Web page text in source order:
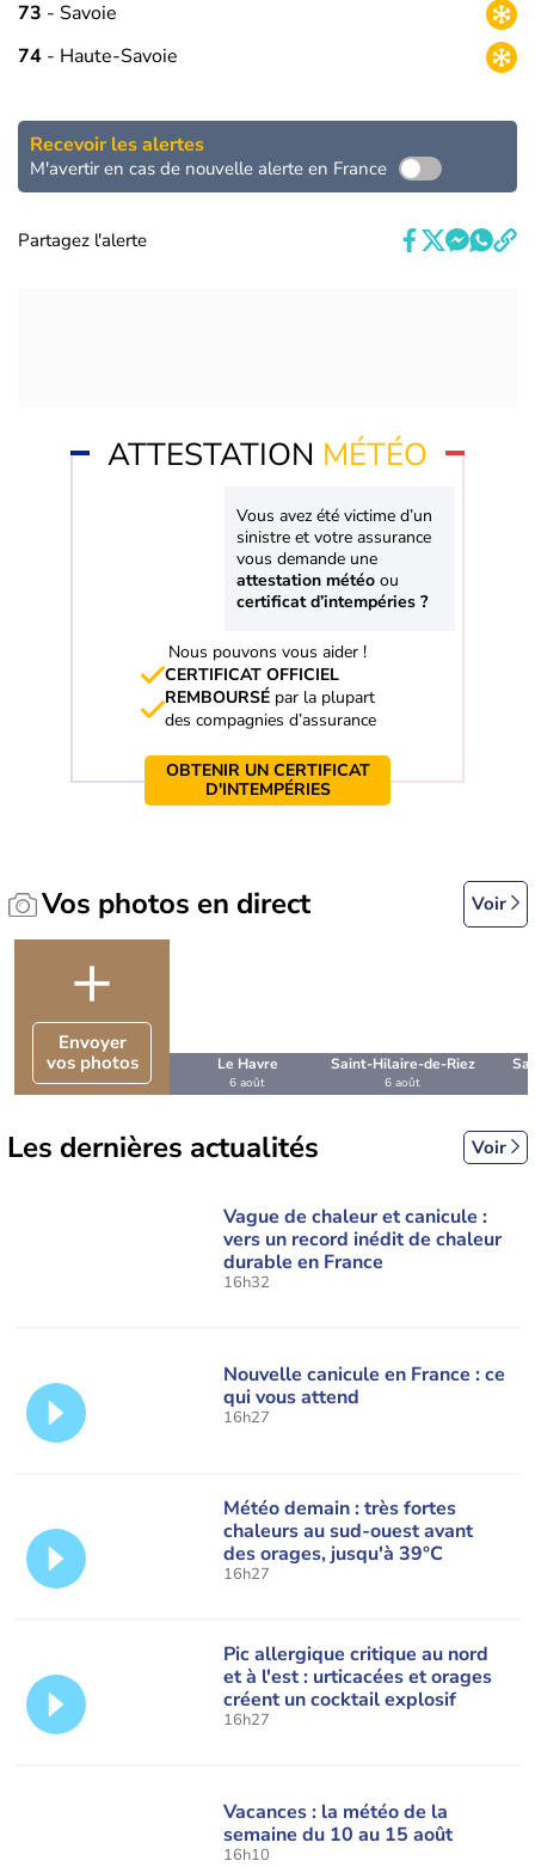
73 - Savoie
74 - Haute-Savoie
Recevoir les alertes
M'avertir en cas de nouvelle alerte en France
Partagez l'alerte
ATTESTATION MÉTÉO
Vous avez été victime d’un
sinistre et votre assurance
vous demande une
attestation météo ou
certificat d’intempéries ?
Nous pouvons vous aider !
CERTIFICAT OFFICIEL
REMBOURSÉ par la plupart
des compagnies d’assurance
OBTENIR UN CERTIFICAT
D'INTEMPÉRIES
Vos photos en direct Voir
+
Envoyer
vos photos
Le Havre
6 août
Saint-Hilaire-de-Riez
6 août
Les dernières actualités Voir
Vague de chaleur et canicule :
vers un record inédit de chaleur
durable en France
16h32
Nouvelle canicule en France : ce
qui vous attend
16h27
Météo demain : très fortes
chaleurs au sud-ouest avant
des orages, jusqu'à 39°C
16h27
Pic allergique critique au nord
et à l'est : urticacées et orages
créent un cocktail explosif
16h27
Vacances : la météo de la
semaine du 10 au 15 août
16h10